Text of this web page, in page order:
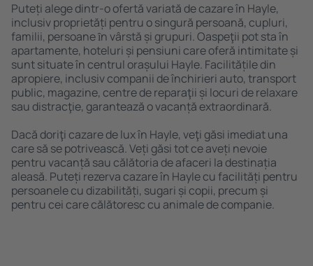
Puteți alege dintr-o ofertă variată de cazare în Hayle,
inclusiv proprietăți pentru o singură persoană, cupluri,
familii, persoane ȋn vârstă și grupuri. Oaspeţii pot sta în
apartamente, hoteluri și pensiuni care oferă intimitate și
sunt situate în centrul orașului Hayle. Facilitățile din
apropiere, inclusiv companii de închirieri auto, transport
public, magazine, centre de reparaţii și locuri de relaxare
sau distracţie, garantează o vacanță extraordinară.
Dacă doriţi cazare de lux în Hayle, veţi găsi imediat una
care să se potrivească. Veți găsi tot ce aveți nevoie
pentru vacanță sau călătoria de afaceri la destinația
aleasă. Puteți rezerva cazare în Hayle cu facilități pentru
persoanele cu dizabilități, sugari și copii, precum și
pentru cei care călătoresc cu animale de companie.